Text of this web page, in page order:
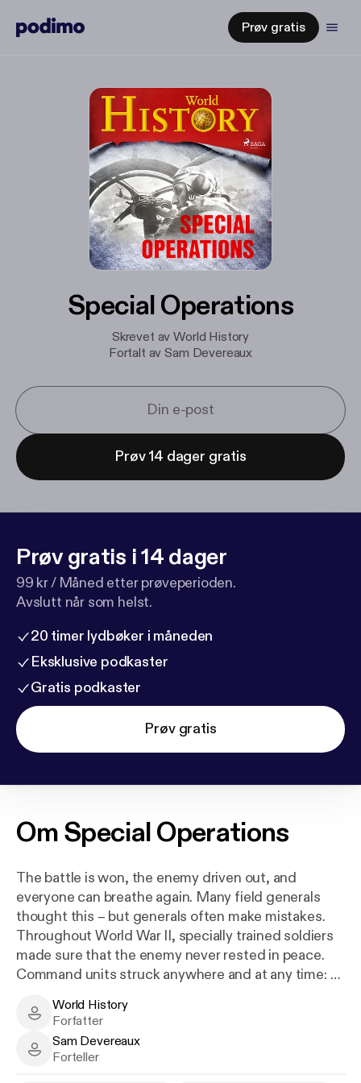
Prøv gratis
Special Operations
Skrevet av World History
Fortalt av Sam Devereaux
Prøv 14 dager gratis
Prøv gratis i 14 dager
99 kr / Måned etter prøveperioden.
Avslutt når som helst.
20 timer lydbøker i måneden
Eksklusive podkaster
Gratis podkaster
Prøv gratis
OmSpecial Operations
The battle is won, the enemy driven out, and
everyone can breathe again. Many field generals
thought this – but generals often make mistakes.
Throughout World War II, specially trained soldiers
made sure that the enemy never rested in peace.
Command units struck anywhere and at any time: a
Crete, while commandos liberated Benito Mussolini
from his prison on a mountain top. And British units
blew up factories in a Norwegian town to deprive
World History - Author
World History
Forfatter
Sam Devereaux - Narrator
Sam Devereaux
Forteller